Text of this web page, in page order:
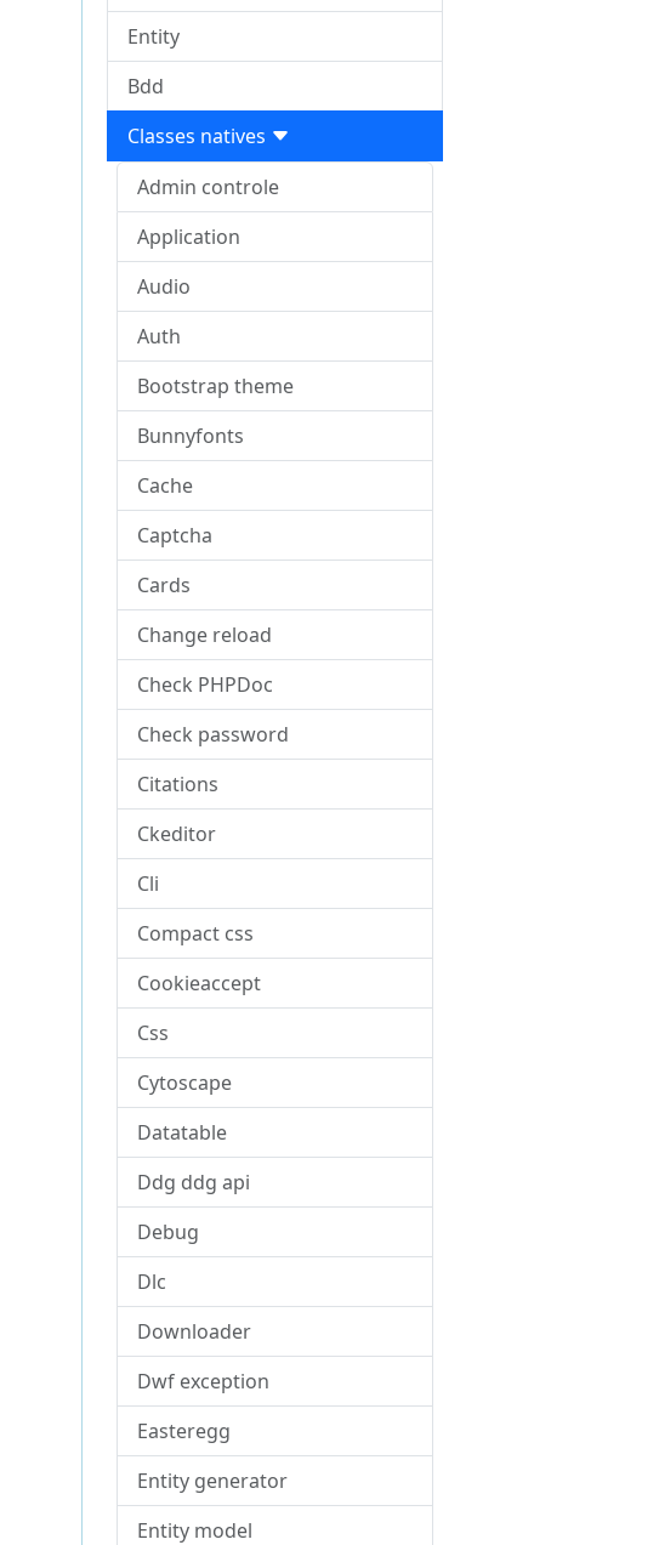
Entity
Bdd
Classes natives
Admin controle
Application
Audio
Auth
Bootstrap theme
Bunnyfonts
Cache
Captcha
Cards
Change reload
Check PHPDoc
Check password
Citations
Ckeditor
Cli
Compact css
Cookieaccept
Css
Cytoscape
Datatable
Ddg ddg api
Debug
Dlc
Downloader
Dwf exception
Easteregg
Entity generator
Entity model